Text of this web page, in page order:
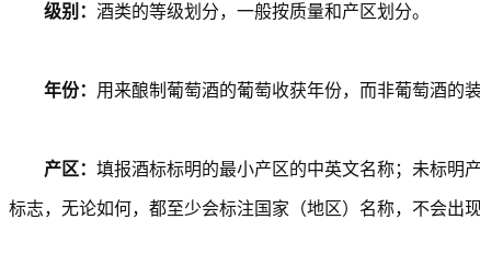
级别： 酒类的等级划分，一般按质量和产区划分。
年份： 用来酿制葡萄酒的葡萄收获年份，而非葡萄酒的
产区： 填报酒标标明的最小产区的中英文名称；未标明
标志，无论如何，都至少会标注国家（地区）名称，不会出现